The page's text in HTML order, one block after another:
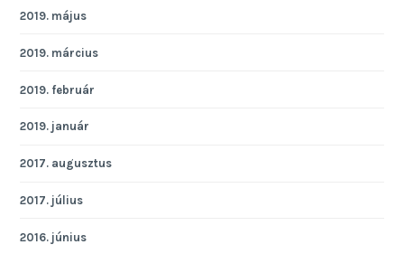
2019. május
2019. március
2019. február
2019. január
2017. augusztus
2017. július
2016. június